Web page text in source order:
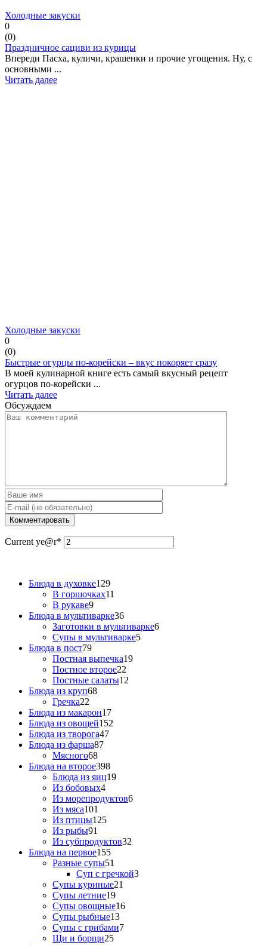
Холодные закуски
0
(0)
Праздничное сациви из курицы
Впереди Пасха, куличи, крашенки и прочие угощения. Ну, с
основными ...
Читать далее
Холодные закуски
0
(0)
Быстрые огурцы по-корейски – вкус покоряет сразу
В моей кулинарной книге есть самый вкусный рецепт
огурцов по-корейски ...
Читать далее
Обсуждаем
Current ye@r*
Блюда в духовке129
В горшочках11
В рукаве9
Блюда в мультиварке36
Заготовки в мультиварке6
Супы в мультиварке5
Блюда в пост79
Постная выпечка19
Постное второе22
Постные салаты12
Блюда из круп68
Гречка22
Блюда из макарон17
Блюда из овощей152
Блюда из творога47
Блюда из фарша87
Мясного68
Блюда на второе398
Блюда из яиц19
Из бобовых4
Из морепродуктов6
Из мяса101
Из птицы125
Из рыбы91
Из субпродуктов32
Блюда на первое155
Разные супы51
Суп с гречкой3
Супы куриные21
Супы летние19
Супы овощные16
Супы рыбные13
Супы с грибами7
Щи и борщи25